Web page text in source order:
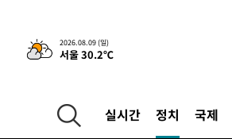
2026.08.09 (일)
서울 30.2℃
실시간 정치 국제
-19348초 전 >손흥민, 68분 뛰고 2경기 침
-18620초 전 >'2경기 연속 침묵' 손흥민, 톨
-4254초 전 >
'여긴 20도, 저긴 50도'…열화
-3725초 전 >